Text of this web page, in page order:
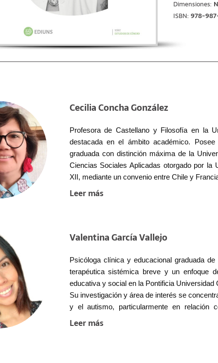
vejez, las
la
en las
Se
única
Dimensiones:
ISBN: 978-
Cecilia Concha González
Profesora de Castellano y Filosofía en la
destacada en el ámbito académico.
graduada con distinción máxima de la
Ciencias Sociales Aplicadas otorgado por la
XII, mediante un convenio entre Chile y
Su experiencia se centra en diversas áreas,
profesores en el área de instrumentos y
de la Educación (MECESUP, Chile), así
ponente, presentando investigaciones en el
multidisciplinario le permite una
academia.
Leer más
Valentina García Vallejo
Psicóloga clínica y educacional graduada
terapéutica sistémica breve y un enfoque
educativa y social en la Pontificia Universidad
Su investigación y área de interés se
y el autismo, particularmente en relación
compromiso con estos temas emergen
Leer más